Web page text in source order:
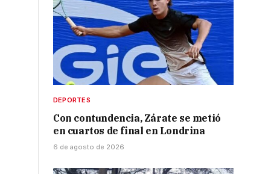
DEPORTES
Con contundencia, Zárate se metió
en cuartos de final en Londrina
6 de agosto de 2026